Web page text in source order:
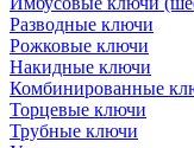
Разводные ключи
Рожковые ключи
Накидные ключи
Комбинированные
Торцевые ключи
Трубные ключи